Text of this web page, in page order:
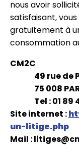
nous avoir
satisfaisant,
gratuitement à
consommation
CM2C
49 rue de
75 008
Tel : 01 89
Site internet :
un-litige.php
Mail :